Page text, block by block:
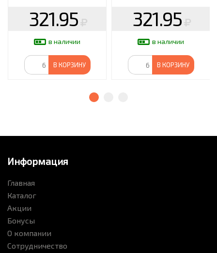
321.95
в наличии
В КОРЗИНУ
321.95
в наличии
В КОРЗИНУ
Информация
Главная
Каталог
Акции
Бонусы
О компании
Сотрудничество